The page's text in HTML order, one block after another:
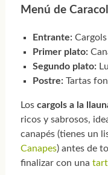
Menú de
Entrante:
Primer plato:
Segundo plato:
Postre: Tartas
Los cargols a la
ricos y sabrosos,
canapés (tienes un
Canapes) antes de
finalizar con una